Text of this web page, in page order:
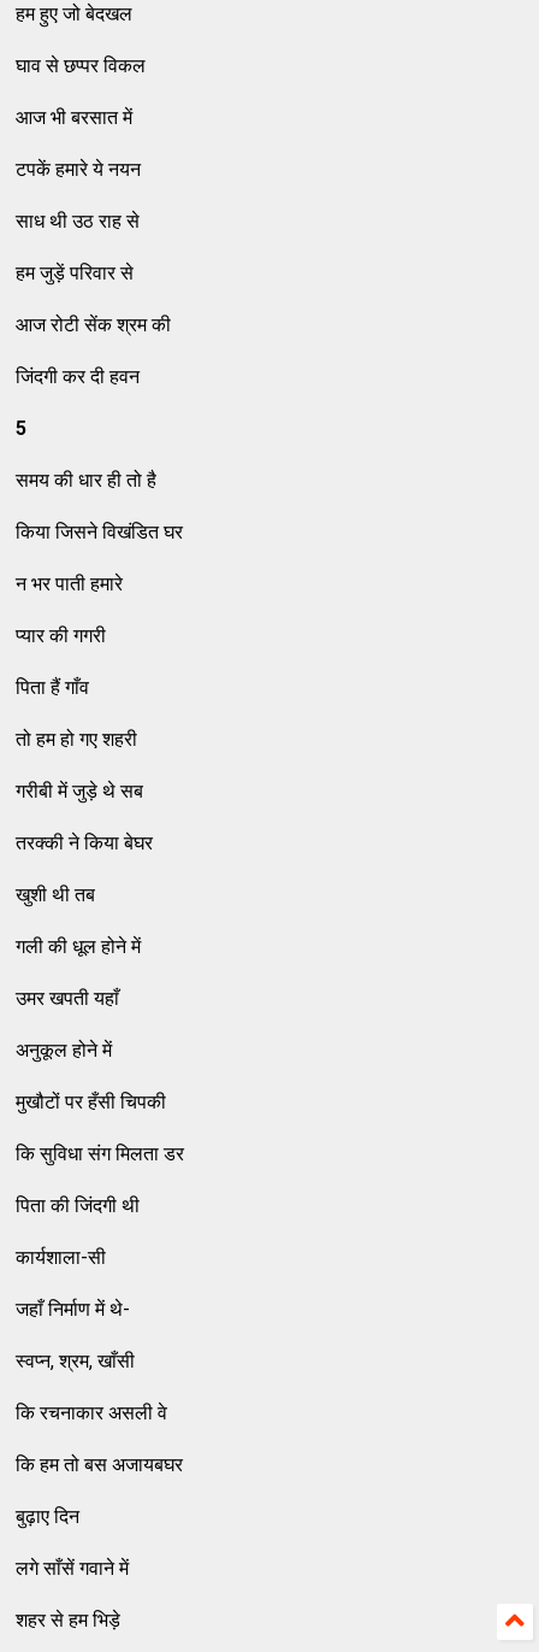
हम हुए जो बेदखल
घाव से छप्पर विकल
आज भी बरसात में
टपकें हमारे ये नयन
साध थी उठ राह से
हम जुड़ें परिवार से
आज रोटी सेंक श्रम की
जिंदगी कर दी हवन
5
समय की धार ही तो है
किया जिसने विखंडित घर
न भर पाती हमारे
प्यार की गगरी
पिता हैं गाँव
तो हम हो गए शहरी
गरीबी में जुड़े थे सब
तरक्की ने किया बेघर
खुशी थी तब
गली की धूल होने में
उमर खपती यहाँ
अनुकूल होने में
मुखौटों पर हँसी चिपकी
कि सुविधा संग मिलता डर
पिता की जिंदगी थी
कार्यशाला-सी
जहाँ निर्माण में थे-
स्वप्न, श्रम, खाँसी
कि रचनाकार असली वे
कि हम तो बस अजायबघर
बुढ़ाए दिन
लगे साँसें गवाने में
शहर से हम भिड़े